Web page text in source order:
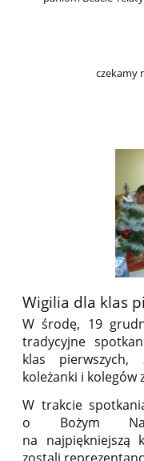
czekamy
Wigilia dla klas
W środę, 19
tradycyjne
klas pierwszych,
koleżanki i kolegów
W trakcie
o Bożym
na najpiękniejszą